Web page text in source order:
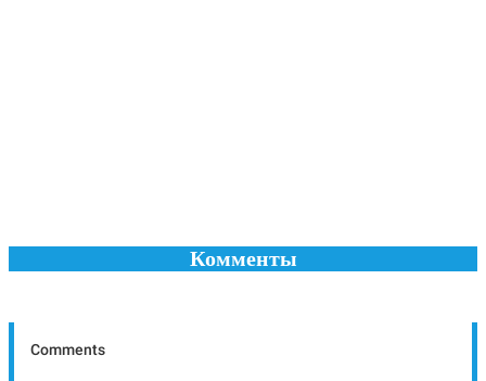
Комменты